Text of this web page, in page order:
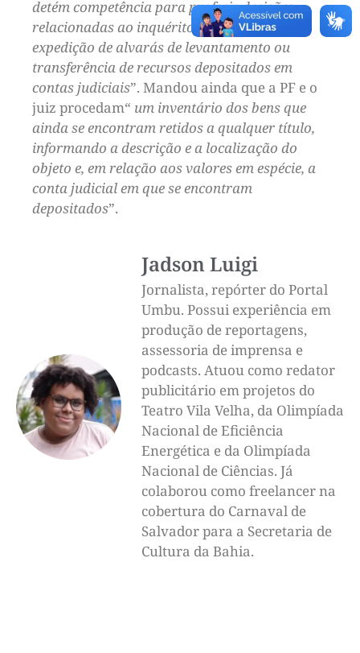
detém competência para proferir decisões
relacionadas ao inquérito, incluindo a
expedição de alvarás de levantamento ou
transferência de recursos depositados em
contas judiciais”. Mandou ainda que a PF e o
juiz procedam“ um inventário dos bens que
ainda se encontram retidos a qualquer título,
informando a descrição e a localização do
objeto e, em relação aos valores em espécie, a
conta judicial em que se encontram
depositados”.
Jadson Luigi
Jornalista, repórter do Portal
Umbu. Possui experiência em
produção de reportagens,
assessoria de imprensa e
podcasts. Atuou como redator
publicitário em projetos do
Teatro Vila Velha, da Olimpíada
Nacional de Eficiência
Energética e da Olimpíada
Nacional de Ciências. Já
colaborou como freelancer na
cobertura do Carnaval de
Salvador para a Secretaria de
Cultura da Bahia.